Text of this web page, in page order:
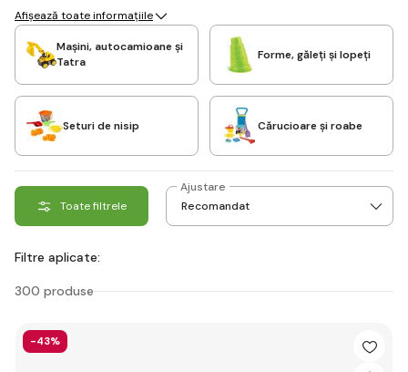
Afișează toate informațiile
Mașini, autocamioane și
Tatra
Forme, găleți și lopeți
Seturi de nisip Cărucioare și roabe
Toate filtrele
Ajustare
Filtre aplicate:
300 produse
-43%